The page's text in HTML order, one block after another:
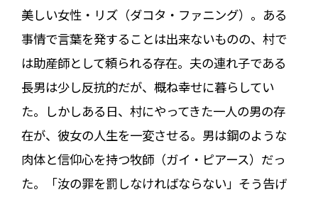
美しい女性・リズ（ダコタ・ファニング）。ある
事情で言葉を発することは出来ないものの、村で
は助産師として頼られる存在。夫の連れ子である
長男は少し反抗的だが、概ね幸せに暮らしてい
た。しかしある日、村にやってきた一人の男の存
在が、彼女の人生を一変させる。男は鋼のような
肉体と信仰心を持つ牧師（ガイ・ピアース）だっ
た。「汝の罪を罰しなければならない」そう告げ